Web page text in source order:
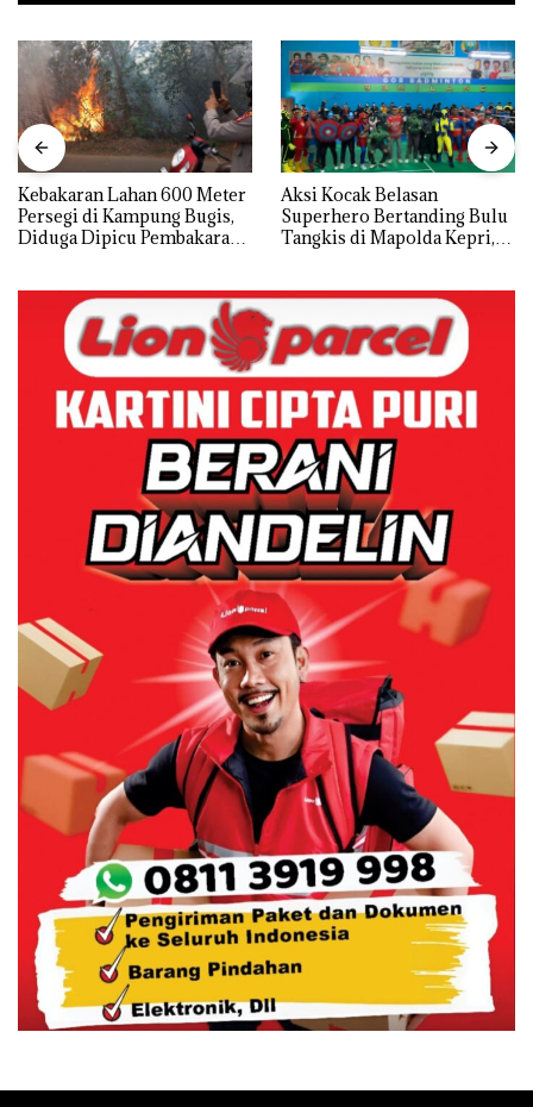
Kebakaran Lahan 600 Meter
Persegi di Kampung Bugis,
Diduga Dipicu Pembakaran
Aksi Kocak Belasan
Superhero Bertanding Bulu
Tangkis di Mapolda Kepri,